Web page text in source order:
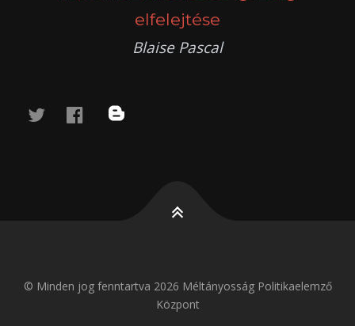
elfelejtése
Blaise Pascal
twitterfacebook
blog
© Minden jog fenntartva 2026 Méltányosság Politikaelemző
Központ